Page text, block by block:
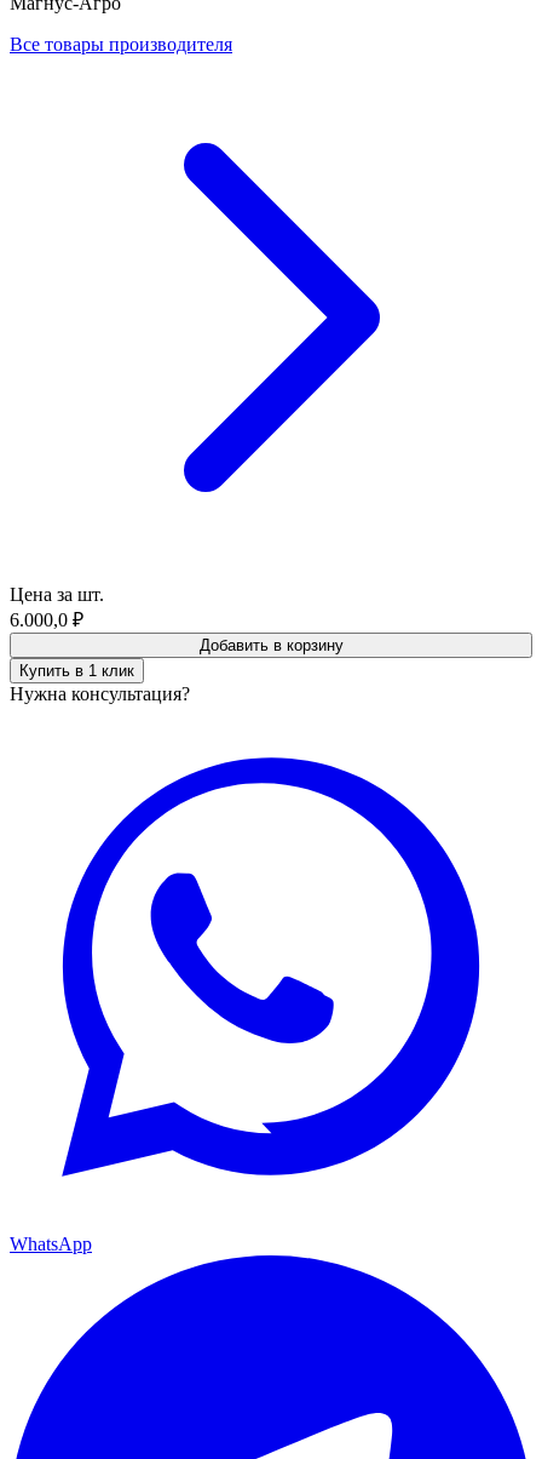
Все товары производителя
Цена за шт.
6.000,0 ₽
Добавить в корзину
Купить в 1 клик
Нужна консультация?
WhatsApp